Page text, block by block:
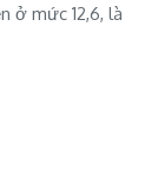
ở mức 12,6, là